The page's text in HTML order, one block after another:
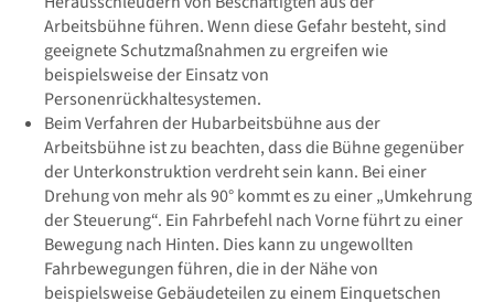
Arbeitsbühne führen. Wenn diese Gefahr besteht, sind
geeignete Schutzmaßnahmen zu ergreifen wie
beispielsweise der Einsatz von
Personenrückhaltesystemen.
Beim Verfahren der Hubarbeitsbühne aus der
Arbeitsbühne ist zu beachten, dass die Bühne gegenüber
der Unterkonstruktion verdreht sein kann. Bei einer
Drehung von mehr als 90° kommt es zu einer „Umkehrung
der Steuerung“. Ein Fahrbefehl nach Vorne führt zu einer
Bewegung nach Hinten. Dies kann zu ungewollten
Fahrbewegungen führen, die in der Nähe von
beispielsweise Gebäudeteilen zu einem Einquetschen